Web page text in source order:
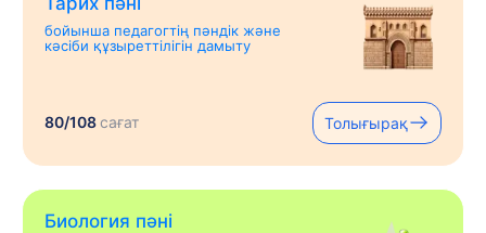
бойынша педагогтің пәндік және
кәсіби құзыреттілігін дамыту
80/108сағат Толығырақ
Биология пәні